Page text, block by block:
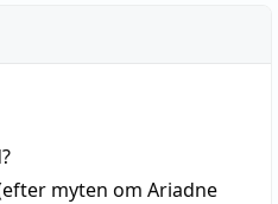
?
myten om Ariadne